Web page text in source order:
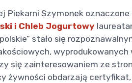
Piekarni Szymonek
i Chleb Jogurtowy
polskie” stało się
wyprodukowanych
się zainteresowaniem ze
żywności obdarzają